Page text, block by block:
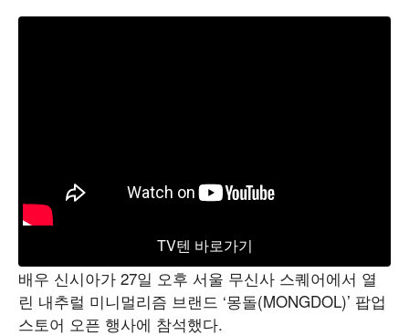
TV텐 바로가기
배우 신시아가 27일 오후 서울 무신사 스퀘어에서 열
린 내추럴 미니멀리즘 브랜드 ‘몽돌(MONGDOL)’ 팝업
스토어 오픈 행사에 참석했다.